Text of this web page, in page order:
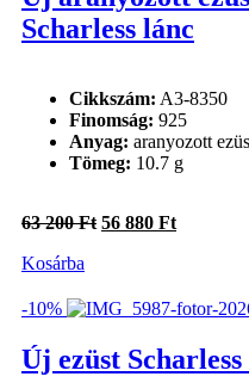
Scharless lánc
Cikkszám: A3-8350
Finomság: 925
Anyag: aranyozott
Tömeg: 10.7 g
63 200Ft Original
200 Ft.
56 880 FtCurrent
880 Ft.
Kosárba
-10%
Új ezüst